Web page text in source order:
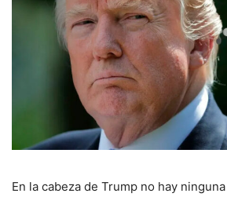
En la cabeza de Trump no hay